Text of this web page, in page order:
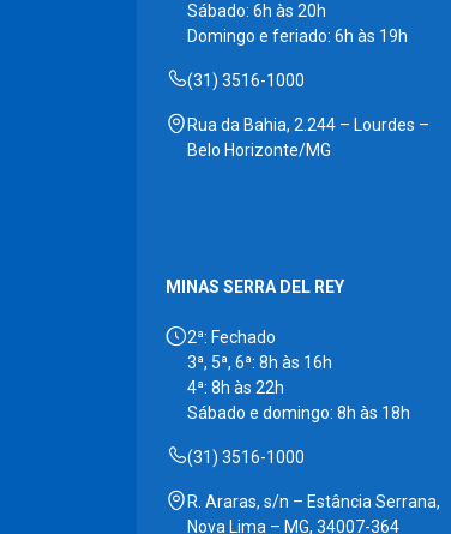
Sábado: 6h às 20h
Domingo e feriado: 6h às 19h
(31) 3516-1000
Rua da Bahia, 2.244 – Lourdes –
Belo Horizonte/MG
MINAS SERRA DEL REY
2ª: Fechado
3ª, 5ª, 6ª: 8h às 16h
4ª: 8h às 22h
Sábado e domingo: 8h às 18h
(31) 3516-1000
R. Araras, s/n – Estância Serrana,
Nova Lima – MG, 34007-364